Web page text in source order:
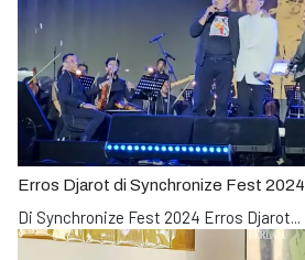
Erros Djarot di Synchronize Fest 2024
Di Synchronize Fest 2024 Erros Djarot...